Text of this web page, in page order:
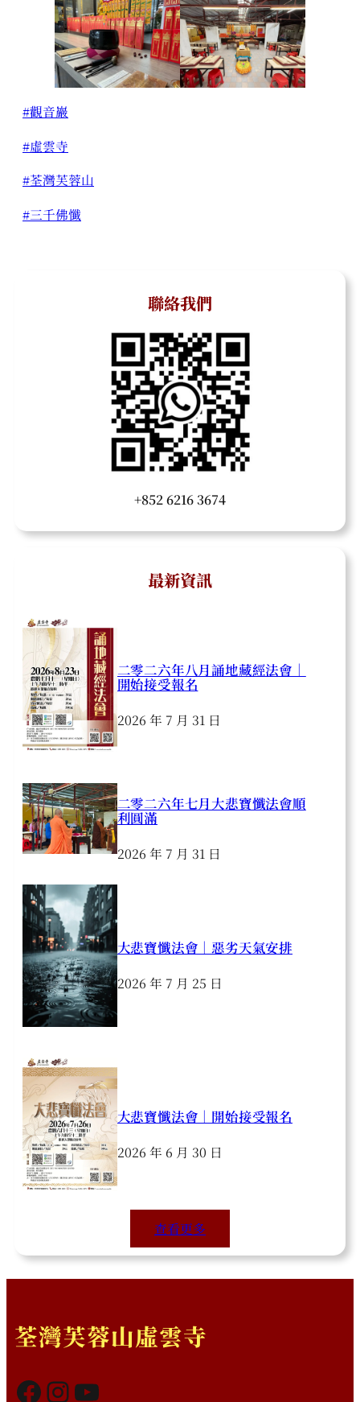
#觀音巖
#虛雲寺
#荃灣芙蓉山
#三千佛懺
聯絡我們
+852 6216 3674
最新資訊
二零二六年八月誦地藏經法會｜
開始接受報名
2026 年 7 月 31 日
二零二六年七月大悲寶懺法會順
利圓滿
2026 年 7 月 31 日
大悲寶懺法會｜惡劣天氣安排
2026 年 7 月 25 日
大悲寶懺法會｜開始接受報名
2026 年 6 月 30 日
查看更多
荃灣芙蓉山虛雲寺
Facebook InstagramYouTube